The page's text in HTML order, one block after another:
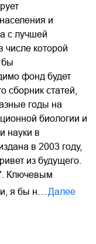
и
с лучшей
числе которой
бы
фонд будет
сборник статей,
годы на
биологии и
науки в
в 2003 году,
из будущего.
Ключевым
я бы н…
Далее